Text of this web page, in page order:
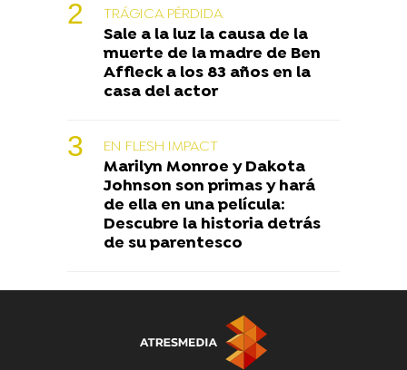
TRÁGICA PÉRDIDA
Sale a la luz la causa de la
muerte de la madre de Ben
Affleck a los 83 años en la
casa del actor
EN FLESH IMPACT
Marilyn Monroe y Dakota
Johnson son primas y hará
de ella en una película:
Descubre la historia detrás
de su parentesco